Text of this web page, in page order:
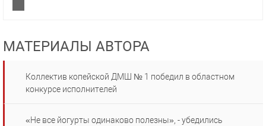
МАТЕРИАЛЫ АВТОРА
Коллектив копейской ДМШ № 1 победил в областном
конкурсе исполнителей
«Не все йогурты одинаково полезны», - убедились